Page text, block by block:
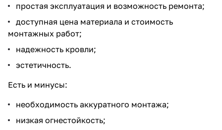
простая эксплуатация и возможность ремонта;
доступная цена материала и стоимость
монтажных работ;
надежность кровли;
эстетичность.
Есть и минусы:
необходимость аккуратного монтажа;
низкая огнестойкость;